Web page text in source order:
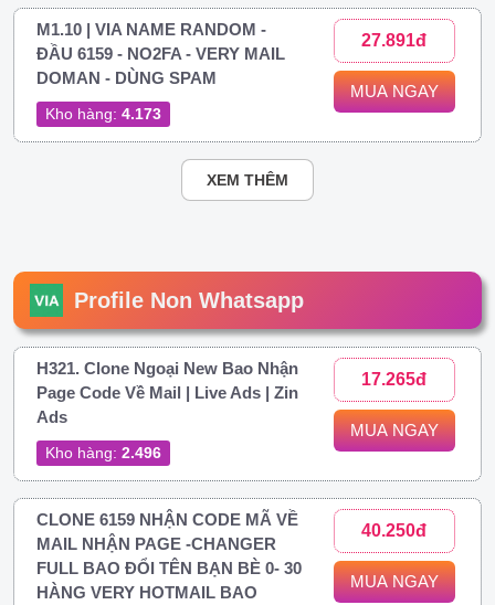
M1.10 | VIA NAME RANDOM -
ĐẦU 6159 - NO2FA - VERY MAIL
DOMAN - DÙNG SPAM
Kho hàng: 4.173
27.891đ
MUA NGAY
XEM THÊM
Profile Non Whatsapp
H321. Clone Ngoại New Bao Nhận
Page Code Về Mail | Live Ads | Zin
Ads
Kho hàng: 2.496
17.265đ
MUA NGAY
CLONE 6159 NHẬN CODE MÃ VỀ
MAIL NHẬN PAGE -CHANGER
FULL BAO ĐỔI TÊN BẠN BÈ 0- 30
HÀNG VERY HOTMAIL BAO
40.250đ
MUA NGAY